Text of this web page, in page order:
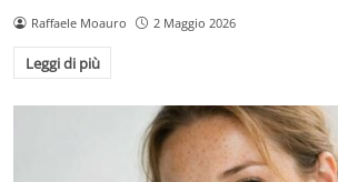
Raffaele Moauro 2 Maggio 2026
Leggi di più